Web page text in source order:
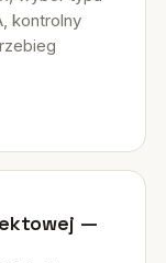
kontrolny
—